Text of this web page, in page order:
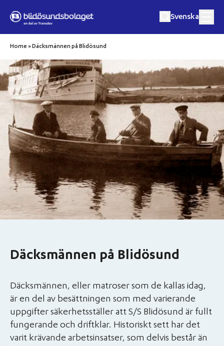
Svenska
Culinary Crusies
Music Cruises
Excursions
Private Event
Destinations
About Us
Home »Däcksmännen på Blidösund
Däcksmännen på Blidösund
Däcksmännen, eller matroser som de kallas idag,
är en del av besättningen som med varierande
uppgifter säkerhetsställer att S/S Blidösund är fullt
fungerande och driftklar. Historiskt sett har det
varit krävande arbetsinsatser, som delvis består än